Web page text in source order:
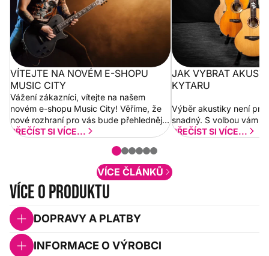
VÍTEJTE NA NOVÉM E-SHOPU
MUSIC CITY
Vážení zákazníci, vítejte na našem
novém e-shopu Music City! Věříme, že
nové rozhraní pro vás bude přehlednější
a rychlejší. Postupně budeme přidávat
PŘEČÍST SI VÍCE...
JAK VYBRAT
KYTARU
Výběr akustiky není pro
snadný. S volbou vám
PŘEČÍST SI VÍCE...
VÍCE ČLÁNKŮ
Více o produktu
DOPRAVY A PLATBY
INFORMACE O VÝROBCI